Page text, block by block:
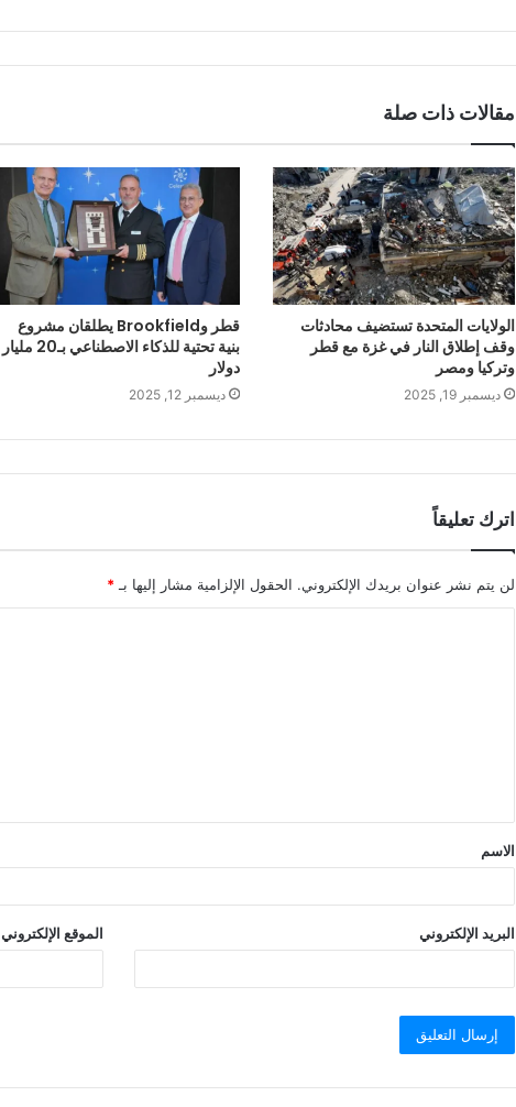
مقالات ذات صلة
الولايات المتحدة تستضيف محادثات
وقف إطلاق النار في غزة مع قطر
وتركيا ومصر
ديسمبر 19, 2025
قطر وBrookfield يطلقان مشروع
بنية تحتية للذكاء الاصطناعي بـ20 مليار
دولار
ديسمبر 12, 2025
اترك تعليقاً
لن يتم نشر عنوان بريدك الإلكتروني. الحقول الإلزامية مشار إليها بـ *
ق
*
الاسم
البريد الإلكتروني الموقع الإلكتروني